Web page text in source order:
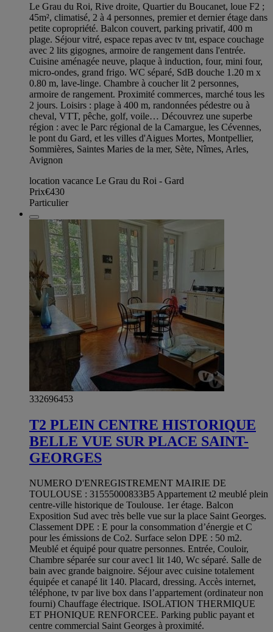
Le Grau du Roi, Rive droite, Quartier du Boucanet, loue F2 ;
45m², climatisé, 2 à 4 personnes, premier et dernier étage dans
petite copropriété. Balcon couvert, parking privatif, 400 m
plage. Séjour vitré, espace repas avec tv tnt, espace couchage
avec 2 lits gigognes, armoire de rangement dans l'entrée.
Cuisine aménagée neuve, plaque à induction, four, mini four,
micro-ondes, grand frigo. WC séparé, SdB douche 1.20 m x
0.80 m, lave-linge. Chambre à coucher lit 2 personnes,
armoire de rangement. Proximité commerces, marché tous les
2 jours. Loisirs : plage à 400 m, randonnées pédestre ou à
cheval, VTT, pêche, golf, voile… Découvrez une superbe
région : avec le Parc régional de la Camargue, les Cévennes,
le pont du Gard, et les villes d'Aigues Mortes, Montpellier,
Sommières, Saintes Maries de la mer, Sète, Nîmes, Arles,
Avignon
location vacance Le Grau du Roi - Gard
Prix€430
Particulier
332696453
T2 PLEIN CENTRE HISTORIQUE
BELLE VUE SUR PLACE SAINT-
GEORGES
NUMERO D'ENREGISTREMENT MAIRIE DE
TOULOUSE : 31555000833B5 Appartement t2 meublé plein
centre-ville historique de Toulouse. 1er étage. Balcon
Exposition Sud avec très belle vue sur la place Saint Georges.
Classement DPE : E pour la consommation d’énergie et C
pour les émissions de Co2. Surface selon DPE : 50 m2.
Meublé et équipé pour quatre personnes. Entrée, Couloir,
Chambre séparée sur cour avec1 lit 140, Wc séparé. Salle de
bain avec grande baignoire. Séjour avec cuisine totalement
équipée et canapé lit 140. Placard, dressing. Accès internet,
téléphone, tv par live box dans l’appartement (ordinateur non
fourni) Chauffage électrique. ISOLATION THERMIQUE
ET PHONIQUE RENFORCEE. Parking public payant et
centre commercial Saint Georges à proximité.